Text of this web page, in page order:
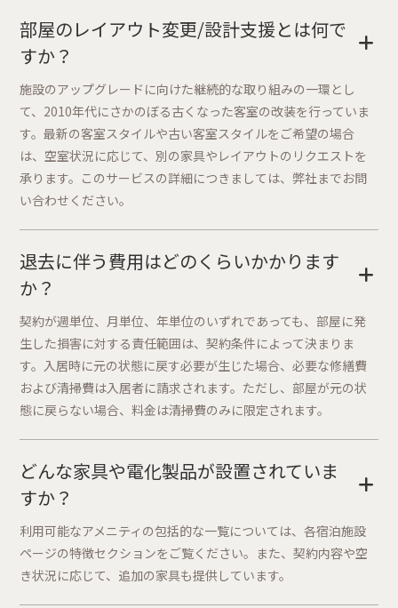
部屋のレイアウト変更/設計支援とは何で
すか？
+
施設のアップグレードに向けた継続的な取り組みの一環とし
て、2010年代にさかのぼる古くなった客室の改装を行っていま
す。最新の客室スタイルや古い客室スタイルをご希望の場合
は、空室状況に応じて、別の家具やレイアウトのリクエストを
承ります。このサービスの詳細につきましては、弊社までお問
い合わせください。
退去に伴う費用はどのくらいかかります
か？
+
契約が週単位、月単位、年単位のいずれであっても、部屋に発
生した損害に対する責任範囲は、契約条件によって決まりま
す。入居時に元の状態に戻す必要が生じた場合、必要な修繕費
および清掃費は入居者に請求されます。ただし、部屋が元の状
態に戻らない場合、料金は清掃費のみに限定されます。
どんな家具や電化製品が設置されていま
すか？
+
利用可能なアメニティの包括的な一覧については、各宿泊施設
ページの特徴セクションをご覧ください。また、契約内容や空
き状況に応じて、追加の家具も提供しています。